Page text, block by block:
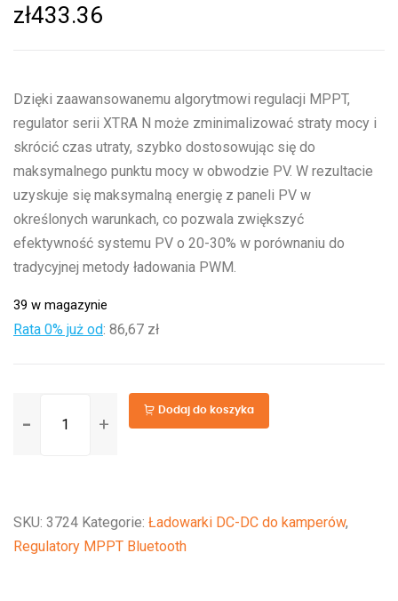
zł433.36
Dzięki zaawansowanemu algorytmowi regulacji MPPT,
regulator serii XTRA N może zminimalizować straty mocy i
skrócić czas utraty, szybko dostosowując się do
maksymalnego punktu mocy w obwodzie PV. W rezultacie
uzyskuje się maksymalną energię z paneli PV w
określonych warunkach, co pozwala zwiększyć
efektywność systemu PV o 20-30% w porównaniu do
tradycyjnej metody ładowania PWM.
39 w magazynie
Rata 0% już od: 86,67 zł
Regulator
XTRA1210N
G3
Dodaj do koszyka
SKU: 3724 Kategorie: Ładowarki DC-DC do kamperów,
Regulatory MPPT Bluetooth